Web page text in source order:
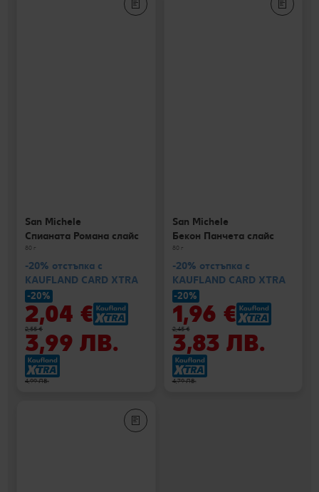
San Michele
Спианата Романа слайс
80 г
-20% отстъпка с
KAUFLAND CARD XTRA
-20%
2,04 €
2,55 €
3,99 ЛВ.
4,99 ЛВ.
San Michele
Бекон Панчета слайс
80 г
-20% отстъпка с
KAUFLAND CARD XTRA
-20%
1,96 €
2,45 €
3,83 ЛВ.
4,79 ЛВ.